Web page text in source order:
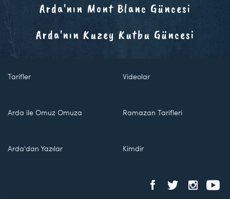
Arda'nın Mont Blanc Güncesi
Arda'nın Kuzey Kutbu Güncesi
Tarifler Videolar
Arda ile Omuz Omuza Ramazan Tarifleri
Arda'dan Yazılar Kimdir